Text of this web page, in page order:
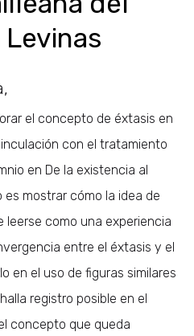
el concepto de éxtasis en
con el tratamiento
en De la existencia al
mostrar cómo la idea de
leerse como una experiencia
entre el éxtasis y el
en el uso de figuras similares
registro posible en el
concepto que queda